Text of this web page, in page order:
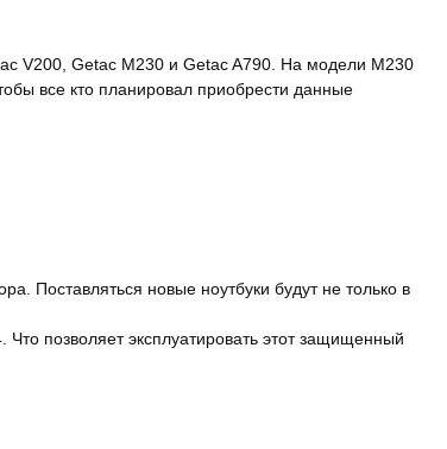
V200, Getac M230 и Getac A790. На модели M230
все кто планировал приобрести данные
Поставляться новые ноутбуки будут не только в
позволяет эксплуатировать этот защищенный